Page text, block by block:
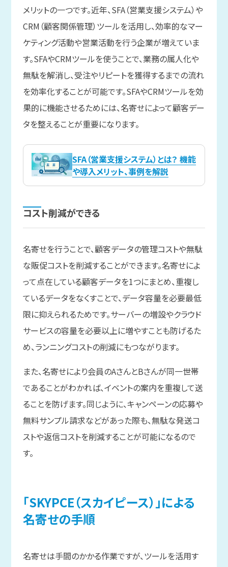
メリットの一つです。近年、SFA（営業支援システム）や
CRM（顧客関係管理）ツールを活用し、効率的なマー
ケティング活動や営業活動を行う企業が増えていま
す。SFAやCRMツールを使うことで、業務の属人化や
無駄を解消し、受注やリピートを獲得するまでの流れ
を効率化することが可能です。SFAやCRMツールを効
果的に機能させるためには、名寄せによって顧客デー
タを整えることが重要になります。
SFA（営業支援システム）とは？ 機能
や導入メリット、事例を解説
コスト削減ができる
名寄せを行うことで、顧客データの管理コストや無駄
な販促コストを削減することができます。名寄せによ
って点在している顧客データを1つにまとめ、重複し
ているデータをなくすことで、データ容量を必要最低
限に抑えられるためです。サーバーの増設やクラウド
サービスの容量を必要以上に増やすことも防げるた
め、ランニングコストの削減にもつながります。
また、名寄せにより会員のAさんとBさんが同一世帯
であることがわかれば、イベントの案内を重複して送
ることを防げます。同じように、キャンペーンの応募や
無料サンプル請求などがあった際も、無駄な発送コ
ストや返信コストを削減することが可能になるので
す。
「SKYPCE（スカイピース）」による
名寄せの手順
名寄せは手間のかかる作業ですが、ツールを活用す